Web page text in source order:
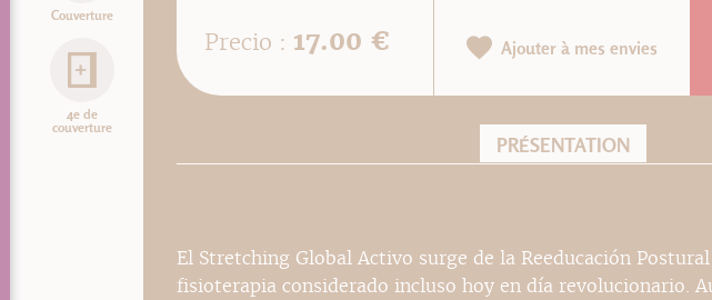
Couverture
4e de
couverture
Precio : 17.00 € Ajouter à mes envies
PRÉSENTATION
El Stretching Global Activo surge de la Reeducación
fisioterapia considerado incluso hoy en día revolucionario.